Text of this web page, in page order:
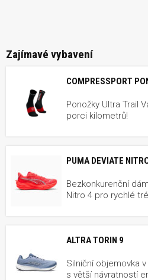
Zajímavé vybavení
COMPRESSPORT
Ponožky Ultra Trail
porci kilometrů!
PUMA DEVIATE
Bezkonkurenční
Nitro 4 pro rychlé
ALTRA TORIN 9
Silniční objemovka
s větší návratností